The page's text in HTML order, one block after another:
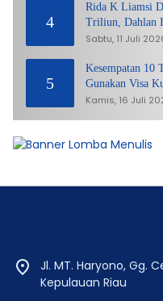
4
Rida K Liamsi
Triliun, Dahlan
Sabtu, 11 Juli
5
Kesempatan 10
Gunakan Visa
Imigrasi Kepri?
Kamis, 16 Juli
Jl. MT. Haryono, Gg.
Kepulauan Riau